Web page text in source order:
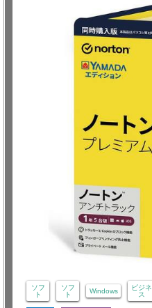
ソフ
ト
ソフ
ト
Windows
ビジネ
ス